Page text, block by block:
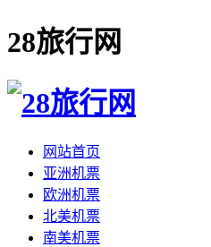
28旅行网
网站首页
亚洲机票
欧洲机票
北美机票
南美机票